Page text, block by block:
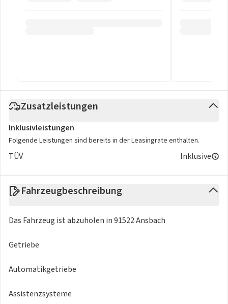
Zusatzleistungen
Inklusivleistungen
Folgende Leistungen sind bereits in der Leasingrate enthalten.
TÜV Inklusive
Fahrzeugbeschreibung
Das Fahrzeug ist abzuholen in 91522 Ansbach
Getriebe
Automatikgetriebe
Assistenzsysteme